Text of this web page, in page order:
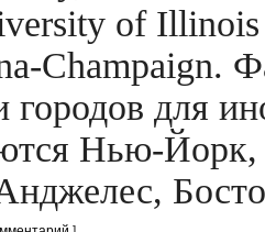
of Illinois
Champaign.
городов для
Нью-Йорк,